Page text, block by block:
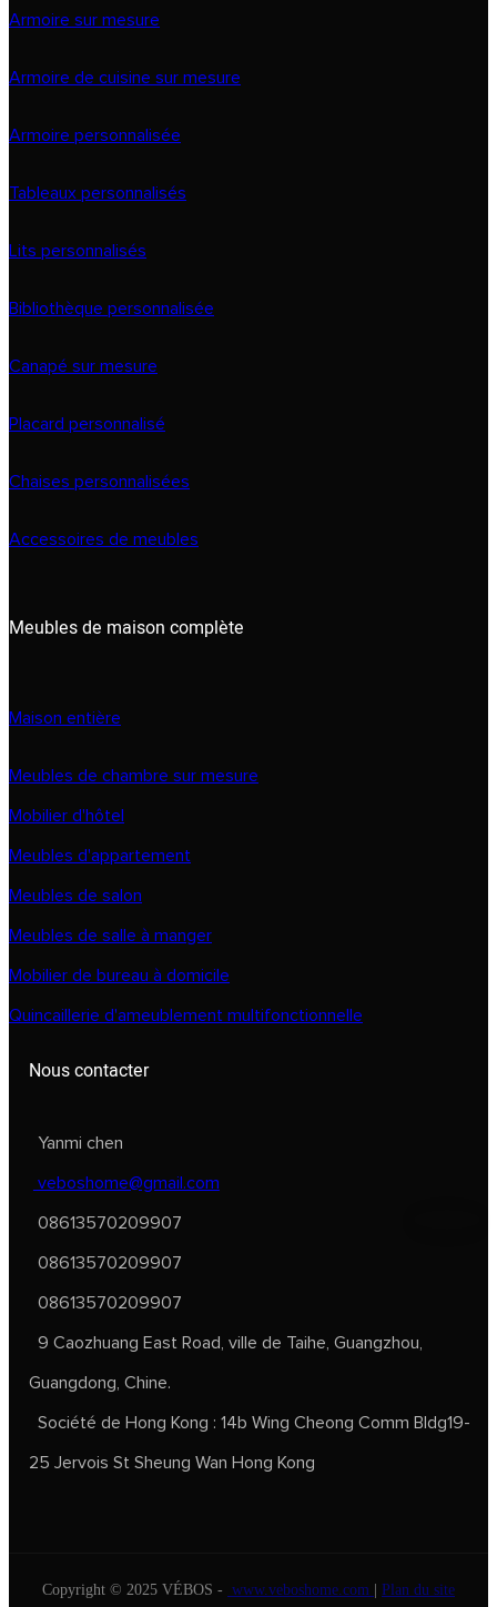
Armoire sur mesure
Armoire de cuisine sur mesure
Armoire personnalisée
Tableaux personnalisés
Lits personnalisés
Bibliothèque personnalisée
Canapé sur mesure
Placard personnalisé
Chaises personnalisées
Accessoires de meubles
Meubles de maison complète
Maison entière
Meubles de chambre sur mesure
Mobilier d'hôtel
Meubles d'appartement
Meubles de salon
Meubles de salle à manger
Mobilier de bureau à domicile
Quincaillerie d'ameublement multifonctionnelle
Nous contacter
Yanmi chen
veboshome@gmail.com
08613570209907
08613570209907
08613570209907
9 Caozhuang East Road, ville de Taihe, Guangzhou,
Guangdong, Chine.
Société de Hong Kong : 14b Wing Cheong Comm Bldg19-
25 Jervois St Sheung Wan Hong Kong
Copyright © 2025 VÉBOS - www.veboshome.com Plan du site